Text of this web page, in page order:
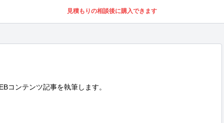
見積もりの相談後に購入できます
コンテンツ記事を執筆します。